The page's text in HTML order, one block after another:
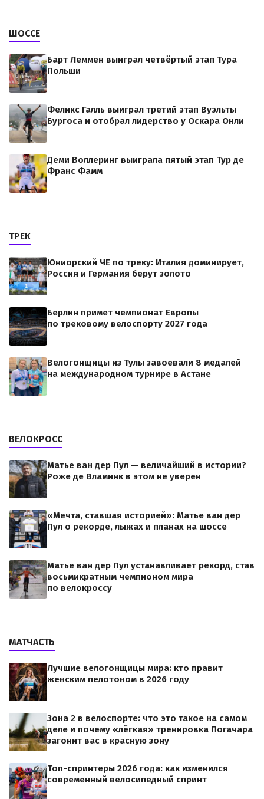
ШОССЕ
Барт Леммен выиграл четвёртый этап Тура
Польши
Феликс Галль выиграл третий этап Вуэльты
Бургоса и отобрал лидерство у Оскара Онли
Деми Воллеринг выиграла пятый этап Тур де
Франс Фамм
ТРЕК
Юниорский ЧЕ по треку: Италия доминирует,
Россия и Германия берут золото
Берлин примет чемпионат Европы
по трековому велоспорту 2027 года
Велогонщицы из Тулы завоевали 8 медалей
на международном турнире в Астане
ВЕЛОКРОСС
Матье ван дер Пул — величайший в истории?
Роже де Вламинк в этом не уверен
«Мечта, ставшая историей»: Матье ван дер
Пул о рекорде, лыжах и планах на шоссе
Матье ван дер Пул устанавливает рекорд, став
восьмикратным чемпионом мира
по велокроссу
МАТЧАСТЬ
Лучшие велогонщицы мира: кто правит
женским пелотоном в 2026 году
Зона 2 в велоспорте: что это такое на самом
деле и почему «лёгкая» тренировка Погачара
загонит вас в красную зону
Топ-спринтеры 2026 года: как изменился
современный велосипедный спринт